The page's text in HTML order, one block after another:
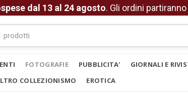
dal 13 al 24 agosto. Gli ordini
FOTOGRAFIE PUBBLICITA' GIORNALI E
COLLEZIONISMO EROTICA